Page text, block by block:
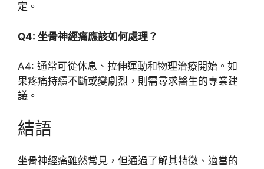
定。
Q4: 坐骨神經痛應該如何處理？
A4: 通常可從休息、拉伸運動和物理治療開始。如
果疼痛持續不斷或變劇烈，則需尋求醫生的專業建
議。
結語
坐骨神經痛雖然常見，但通過了解其特徵、適當的